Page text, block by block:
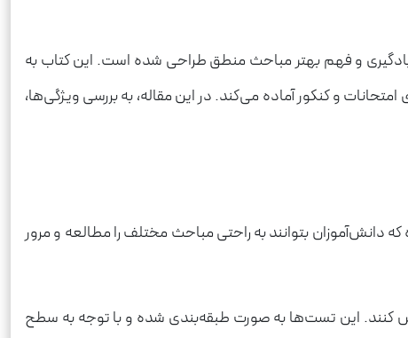
و فهم بهتر مباحث منطق طراحی شده است. این کتاب به
و کنکور آماده می‌کند. در این مقاله، به بررسی ویژگی‌ها،
بتوانند به راحتی مباحث مختلف را مطالعه و مرور
کنند. این تست‌ها به صورت طبقه‌بندی شده و با توجه به سطح